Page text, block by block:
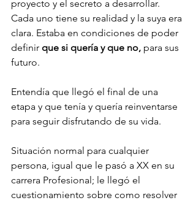
proyecto y el secreto a desarrollar.
Cada uno tiene su realidad y la suya era
clara. Estaba en condiciones de poder
definir que si quería y que no, para sus
futuro.
Entendía que llegó el final de una
etapa y que tenía y quería reinventarse
para seguir disfrutando de su vida.
Situación normal para cualquier
persona, igual que le pasó a XX en su
carrera Profesional; le llegó el
cuestionamiento sobre como resolver